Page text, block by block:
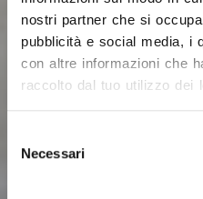
nostri partner che si
pubblicità e social media, i
con altre informazioni che
raccolto dal tuo utilizzo dei
delNecessari